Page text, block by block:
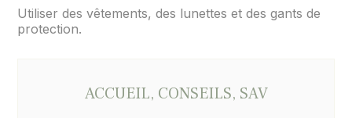
Utiliser des vêtements, des lunettes et des gants de
protection.
ACCUEIL, CONSEILS, SAV